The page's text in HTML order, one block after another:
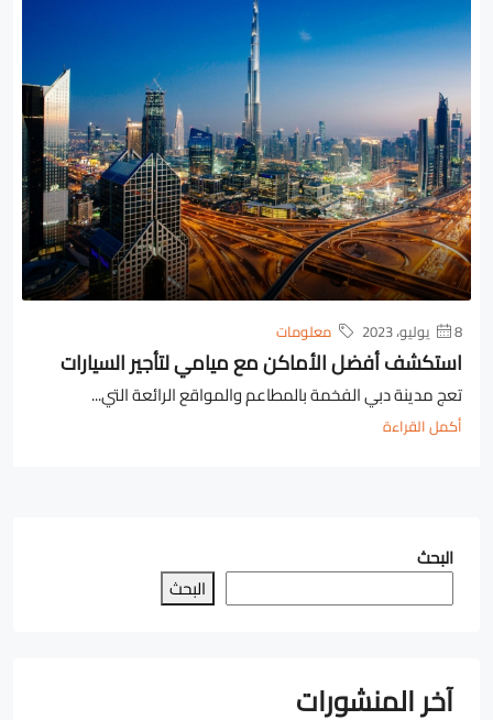
8 يوليو، 2023 معلومات
استكشف أفضل الأماكن مع ميامي لتأجير السيارات
تعج مدينة دبي الفخمة بالمطاعم والمواقع الرائعة التي...
أكمل القراءة
البحث
البحث
آخر المنشورات